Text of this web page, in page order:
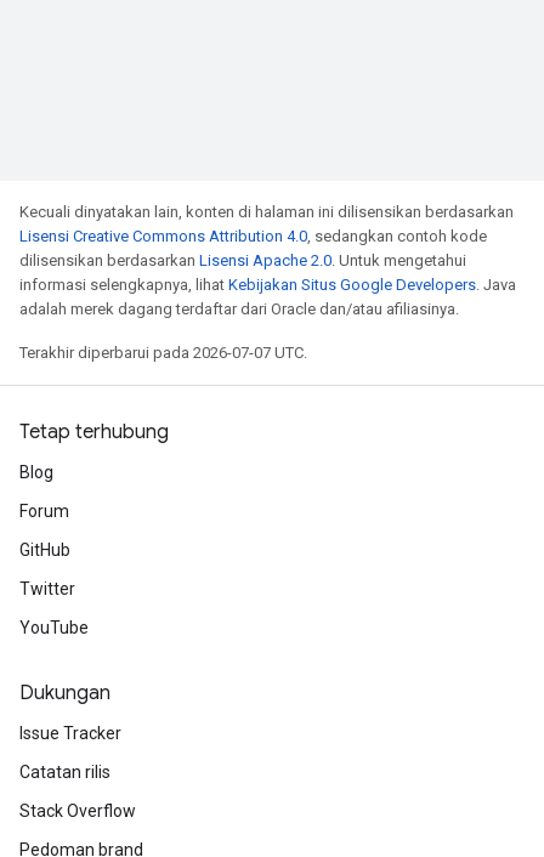
Kecuali dinyatakan lain, konten di halaman ini dilisensikan berdasarkan
Lisensi Creative Commons Attribution 4.0, sedangkan contoh kode
dilisensikan berdasarkan Lisensi Apache 2.0. Untuk mengetahui
informasi selengkapnya, lihat Kebijakan Situs Google Developers. Java
adalah merek dagang terdaftar dari Oracle dan/atau afiliasinya.
Terakhir diperbarui pada 2026-07-07 UTC.
Tetap terhubung
Blog
Forum
GitHub
Twitter
YouTube
Dukungan
Issue Tracker
Catatan rilis
Stack Overflow
Pedoman brand